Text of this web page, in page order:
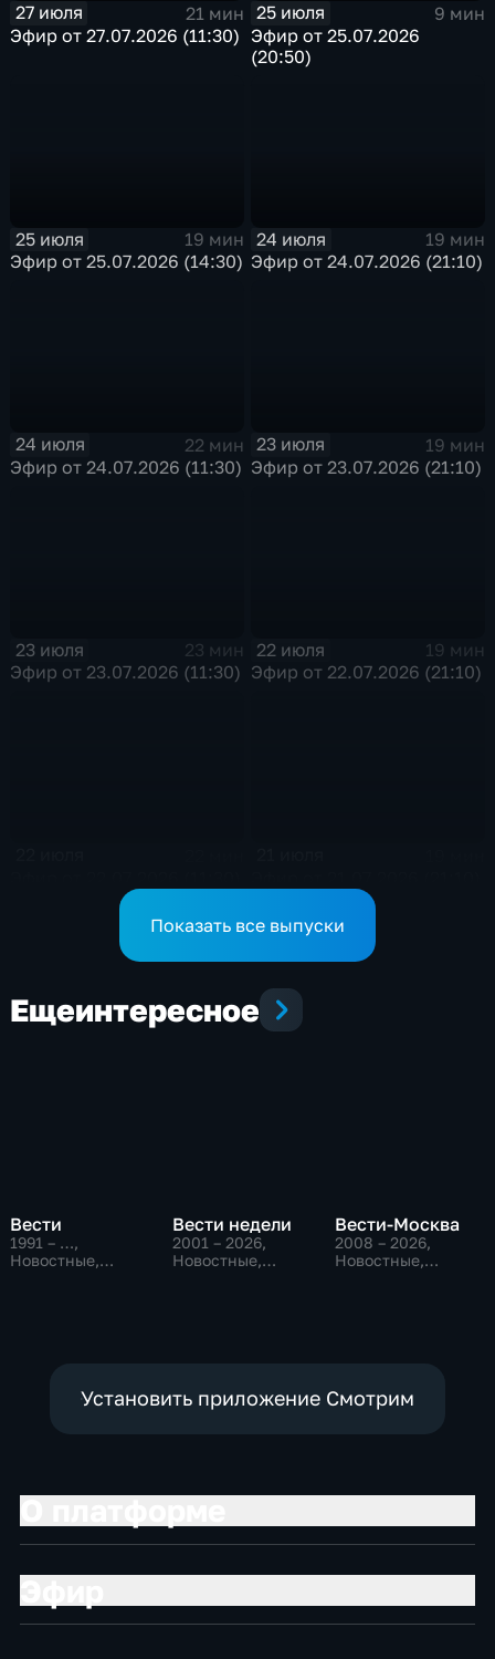
27 июля
21 мин
Эфир от 27.07.2026 (11:30)
25 июля
9 мин
Эфир от 25.07.2026
(20:50)
25 июля
19 мин
Эфир от 25.07.2026 (14:30)
24 июля
19 мин
Эфир от 24.07.2026 (21:10)
24 июля
22 мин
Эфир от 24.07.2026 (11:30)
23 июля
19 мин
Эфир от 23.07.2026 (21:10)
23 июля
23 мин
Эфир от 23.07.2026 (11:30)
22 июля
19 мин
Эфир от 22.07.2026 (21:10)
Показать все выпуски
Ещеинтересное
Вести
1991 – …,
Новостные,
Вести недели
2001 – 2026,
Новостные,
Вести-Москва
2008 – 2026,
Новостные,
Установить приложение Смотрим